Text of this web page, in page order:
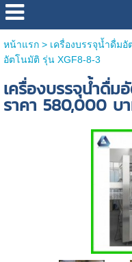
หน้าแรก> เครื่องบรรจุน้ำดื่มอั
อัตโนมัติ รุ่น XGF8-8-3
เครื่องบรรจุน้ำดื่ม
ราคา 580,000 บ